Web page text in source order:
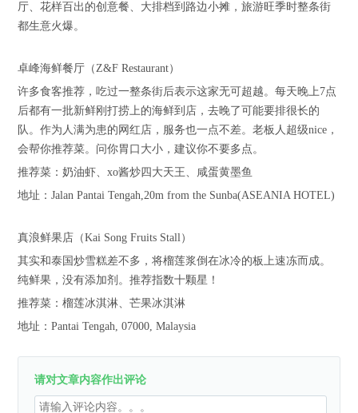
厅、花样百出的创意餐、大排档到路边小摊，旅游旺季时整条街
都生意火爆。
卓峰海鲜餐厅（Z&F Restaurant）
许多食客推荐，吃过一整条街后表示这家无可超越。每天晚上7点
后都有一批新鲜刚打捞上的海鲜到店，去晚了可能要排很长的
队。作为人满为患的网红店，服务也一点不差。老板人超级nice，
会帮你推荐菜。问你胃口大小，建议你不要多点。
推荐菜：奶油虾、xo酱炒四大天王、咸蛋黄墨鱼
地址：Jalan Pantai Tengah,20m from the Sunba(ASEANIA HOTEL)
真浪鲜果店（Kai Song Fruits Stall）
其实和泰国炒雪糕差不多，将榴莲浆倒在冰冷的板上速冻而成。
纯鲜果，没有添加剂。推荐指数十颗星！
推荐菜：榴莲冰淇淋、芒果冰淇淋
地址：Pantai Tengah, 07000, Malaysia
请对文章内容作出评论